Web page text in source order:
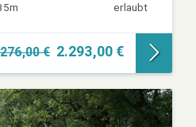
erlaubt
€ 2.293,00 €